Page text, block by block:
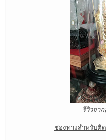
รีวิวจา
ช่องทางสำหรับติ